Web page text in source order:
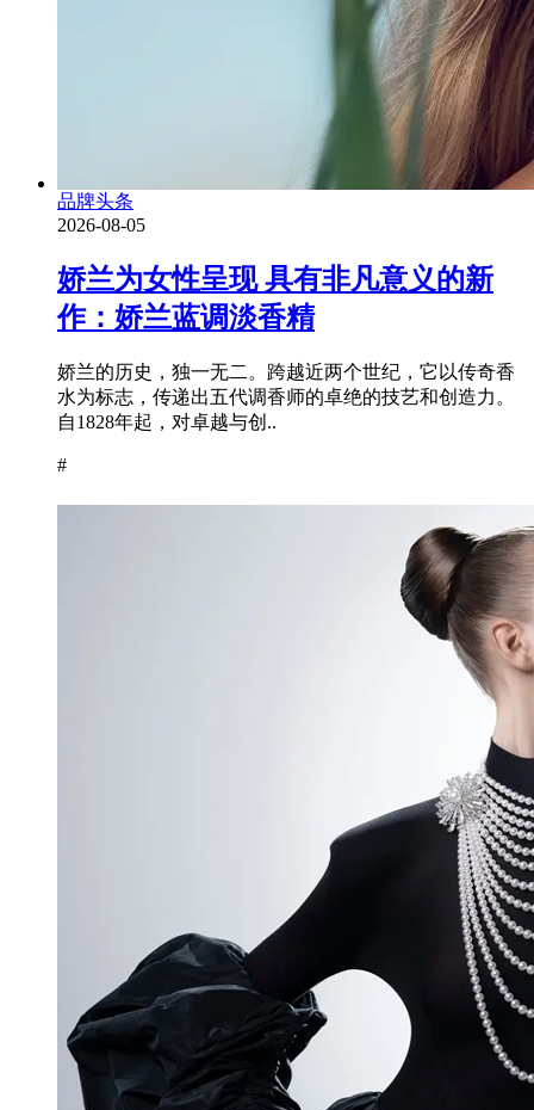
品牌头条
2026-08-05
娇兰为女性呈现 具有非凡意义的新
作：娇兰蓝调淡香精
娇兰的历史，独一无二。跨越近两个世纪，它以传奇香
水为标志，传递出五代调香师的卓绝的技艺和创造力。
自1828年起，对卓越与创..
#